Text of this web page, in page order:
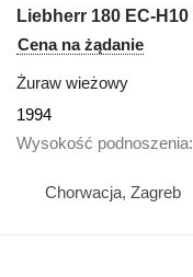
Liebherr 180 EC-H10
Cena na żądanie
Żuraw wieżowy
1994
Wysokość podnoszenia
Chorwacja, Zagreb